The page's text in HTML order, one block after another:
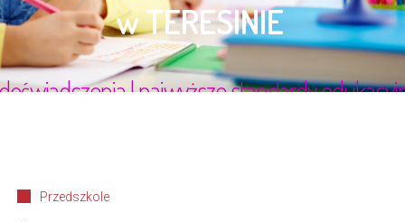
Przedszkole